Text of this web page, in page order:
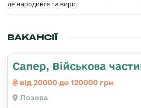
де народився та виріс.
ВАКАНСІЇ
Сапер, Військова
від 20000 до 120000 грн
Лозова